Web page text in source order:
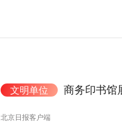
文明单位 商务印书馆
北京日报客户端